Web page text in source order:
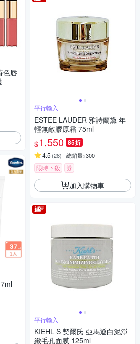
色唇
平行輸入
ESTEE LAUDER 雅詩蘭黛 年
輕無敵膠原霜 75ml
$1,550 85折
4.5 (28) 總銷量>300
限時下殺 券
加入購物車
平行輸入
KIEHL S 契爾氏 亞馬遜白泥淨
緻毛孔面膜 125ml